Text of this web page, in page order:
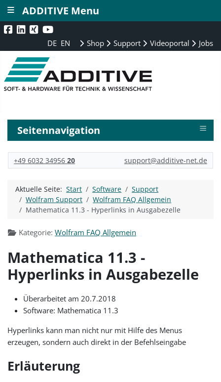
DE EN Shop Support Videoportal Jobs
Seitennavigation ≡
+49 6032 3495620 support@additive-net.de
Aktuelle Seite:Start Software
Support
Wolfram Support
Wolfram FAQ Allgemein
Mathematica 11.3 - Hyperlinks in Ausgabezelle
Kategorie:Wolfram FAQ Allgemein
Mathematica 11.3 -
Hyperlinks in Ausgabezelle
Überarbeitet am 20.7.2018
Software: Mathematica 11.3
Hyperlinks kann man nicht nur mit Hilfe des Menus
erzeugen, sondern auch direkt in der Befehlseingabe
Erläuterung
ADDITIVE Menu
≡